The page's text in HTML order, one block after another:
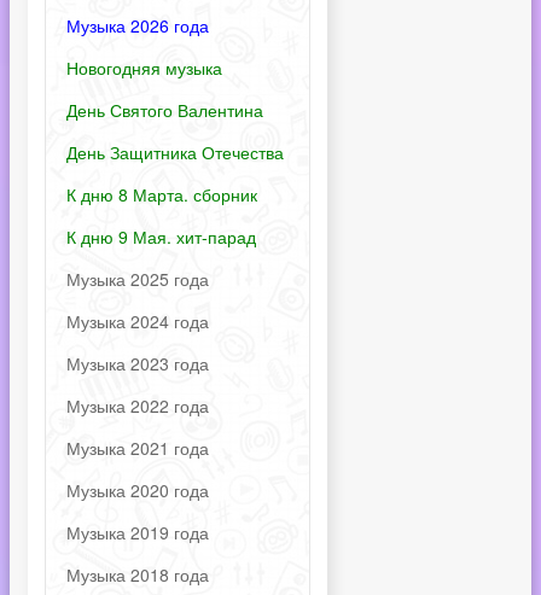
Музыка 2026 года
Новогодняя музыка
День Святого Валентина
День Защитника Отечества
К дню 8 Марта. сборник
К дню 9 Мая. хит-парад
Музыка 2025 года
Музыка 2024 года
Музыка 2023 года
Музыка 2022 года
Музыка 2021 года
Музыка 2020 года
Музыка 2019 года
Музыка 2018 года